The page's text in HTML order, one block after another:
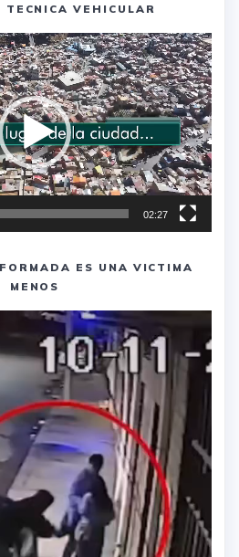
TECNICA VEHICULAR
Reproductor
de
vídeo
02:27
ES UNA VICTIMA
MENOS
Reproductor
de
vídeo